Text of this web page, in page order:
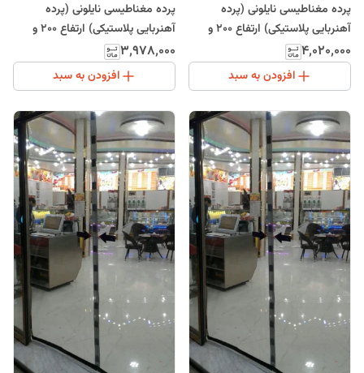
پرده مغناطیسی نایلونی (پرده
آهنربایی پلاستیکی) ارتفاع 200 و
عرض 190
۴٬۰۲۰٬۰۰۰
افزودن به سبد
پرده مغناطیسی نایلونی (پرده
آهنربایی پلاستیکی) ارتفاع 200 و
عرض 185
۳٬۹۷۸٬۰۰۰
افزودن به سبد